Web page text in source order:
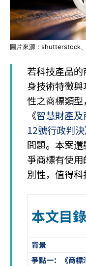
圖片來源 : shutterstock
若科技產品
身技術特徵
性之商標類
《智慧財產
12號行政判決
問題。本案
爭商標有使
別性，值得科
本文目錄
背景
爭點一：《商